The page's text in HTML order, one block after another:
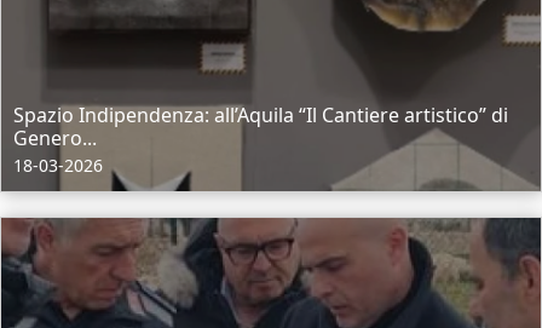
Spazio Indipendenza: all’Aquila “Il Cantiere artistico” di
Genero...
18-03-2026